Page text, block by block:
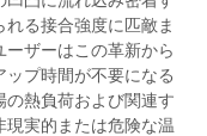
る接合強度に匹敵ま
ザーはこの革新から
プ時間が不要になる
熱負荷および関連す
現実的または危険な温